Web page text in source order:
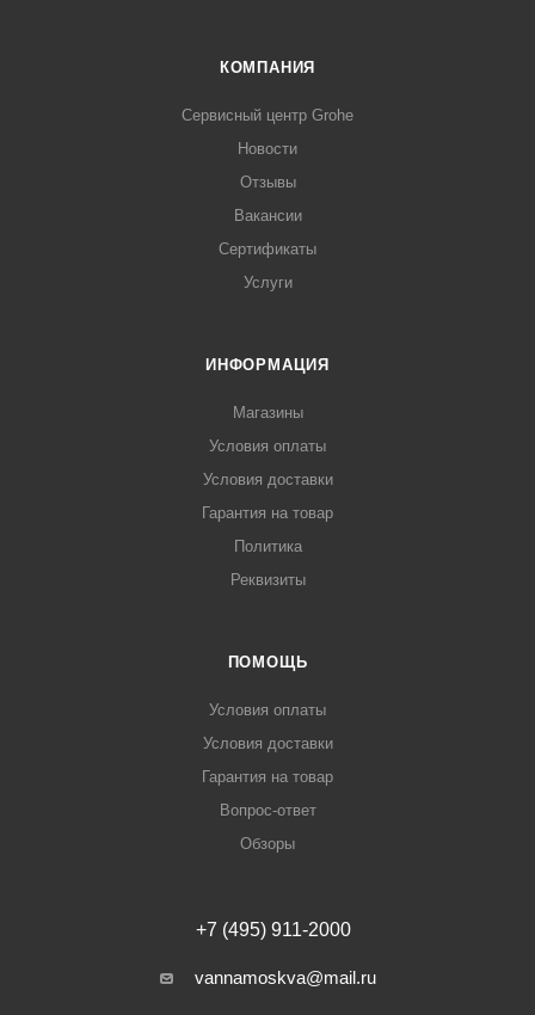
КОМПАНИЯ
Сервисный центр Grohe
Новости
Отзывы
Вакансии
Сертификаты
Услуги
ИНФОРМАЦИЯ
Магазины
Условия оплаты
Условия доставки
Гарантия на товар
Политика
Реквизиты
ПОМОЩЬ
Условия оплаты
Условия доставки
Гарантия на товар
Вопрос-ответ
Обзоры
+7 (495) 911-2000
vannamoskva@mail.ru